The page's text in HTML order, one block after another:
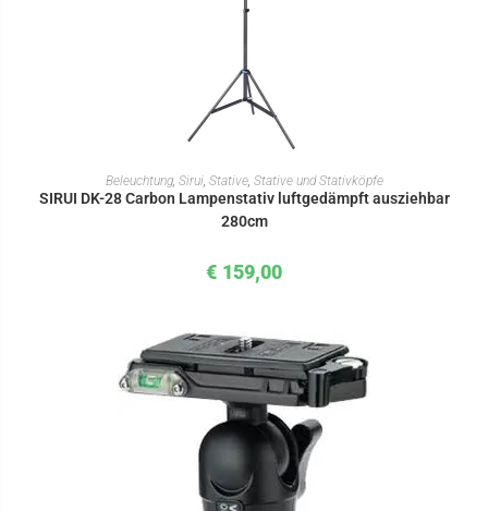
IN DEN WARENKORB
Beleuchtung, Sirui, Stative, Stative und Stativköpfe
SIRUI DK-28 Carbon Lampenstativ luftgedämpft ausziehbar
280cm
€ 159,00